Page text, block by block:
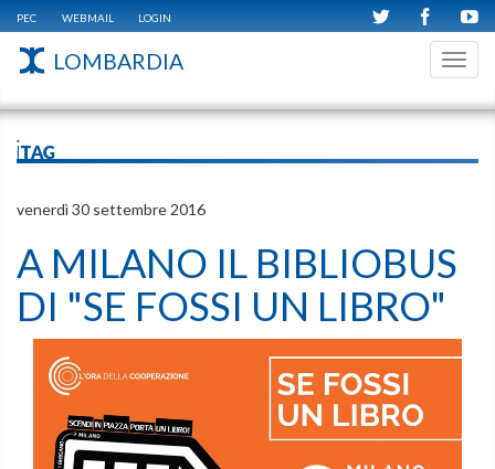
PEC WEBMAIL LOGIN
LOMBARDIA
iTAG
venerdì 30 settembre 2016
A MILANO IL BIBLIOBUS
DI "SE FOSSI UN LIBRO"